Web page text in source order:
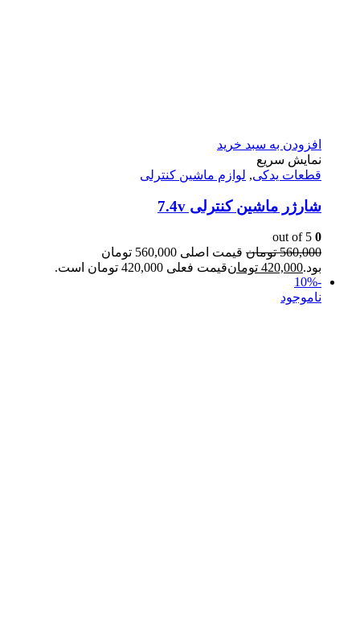
افزودن به سبد خرید
نمایش سریع
قطعات یدکی, لوازم ماشین کنترلی
شارژر ماشین کنترلی 7.4v
0
560,000 تومان
قیمت اصلی 560,000 تومان
بود.420,000 تومانقیمت فعلی 420,000 تومان است.
-10%
ناموجود